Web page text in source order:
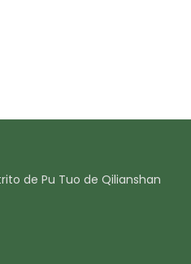
de Pu Tuo de Qilianshan